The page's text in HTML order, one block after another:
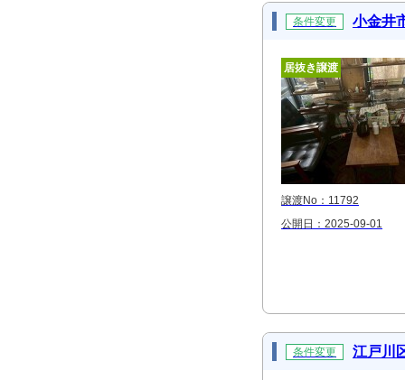
条件変更 小金井
居抜き譲渡
譲渡No：11792
公開日：2025-09-01
条件変更 江戸川